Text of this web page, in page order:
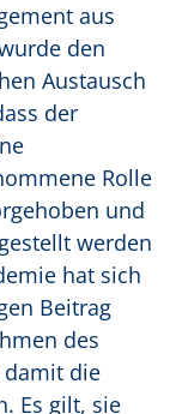
aus
den
Austausch
der
Rolle
und
werden
hat sich
Beitrag
des
damit die
Es gilt, sie